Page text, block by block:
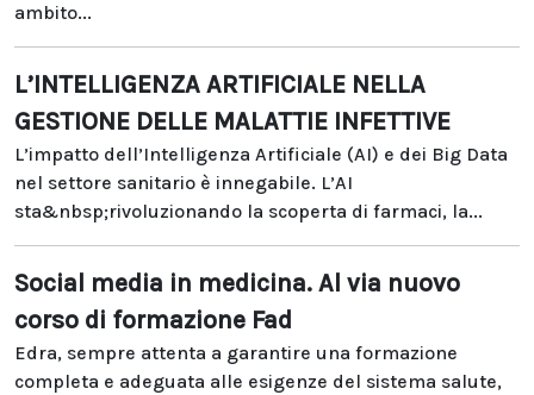
ambito...
L’INTELLIGENZA ARTIFICIALE NELLA
GESTIONE DELLE MALATTIE INFETTIVE
L’impatto dell’Intelligenza Artificiale (AI) e dei Big Data
nel settore sanitario è innegabile. L’AI
sta&nbsp;rivoluzionando la scoperta di farmaci, la...
Social media in medicina. Al via nuovo
corso di formazione Fad
Edra, sempre attenta a garantire una formazione
completa e adeguata alle esigenze del sistema salute,